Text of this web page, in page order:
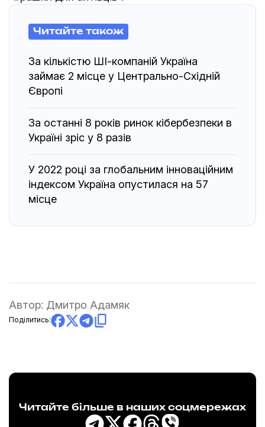
Читайте також
За кількістю ШІ-компаній Україна
займає 2 місце у Центрально-Східній
Європі
За останні 8 років ринок кібербезпеки в
Україні зріс у 8 разів
У 2022 році за глобальним інноваційним
індексом Україна опустилася на 57
місце
Автор: Дмитро Адамяк
Поділитись:
Читайте більше в наших соцмережах